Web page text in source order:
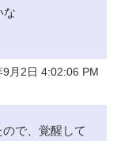
な
9月2日 4:02:06 PM
で、覚醒して